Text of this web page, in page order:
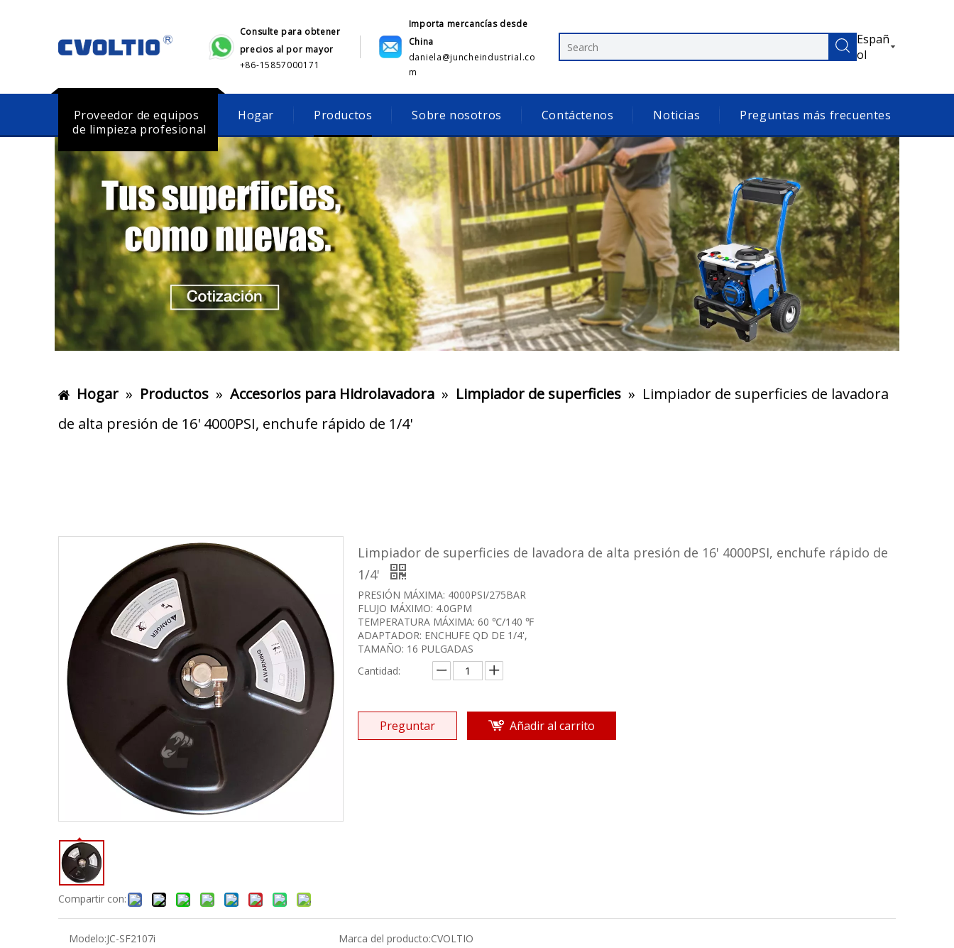
Consulte para obtener
precios al por mayor
+86-15857000171
Importa mercancías desde
China
daniela@juncheindustrial.co
m
Españ
ol
Proveedor de equipos
de limpieza profesional
Hogar Productos Sobre nosotros Contáctenos Noticias Preguntas más frecuentes
Hogar » Productos » Accesorios para Hidrolavadora » Limpiador de superficies » Limpiador de superficies de lavadora
de alta presión de 16' 4000PSI, enchufe rápido de 1/4'
Compartir con:
Limpiador de superficies de lavadora de alta presión de 16' 4000PSI, enchufe rápido de
1/4'
PRESIÓN MÁXIMA: 4000PSI/275BAR
FLUJO MÁXIMO: 4.0GPM
TEMPERATURA MÁXIMA: 60 ℃/140 ℉
ADAPTADOR: ENCHUFE QD DE 1/4',
TAMAÑO: 16 PULGADAS
Cantidad:
Preguntar Añadir al carrito
Modelo:JC-SF2107i Marca del producto:CVOLTIO